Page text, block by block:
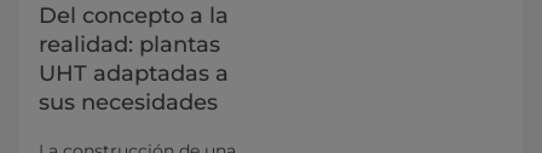
Del concepto a la
realidad: plantas
UHT adaptadas a
sus necesidades